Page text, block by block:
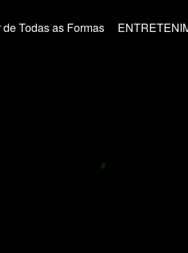
de Todas as Formas